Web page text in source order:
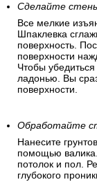
Сделайте
Все мелкие
Шпаклевка
поверхность.
поверхности
Чтобы
ладонью. Вы
поверхности.
Обработайте
Нанесите
помощью валика.
потолок и пол.
глубокого